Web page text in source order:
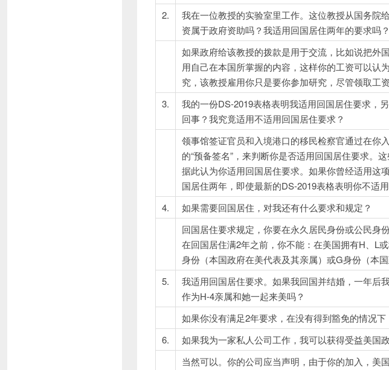
2.
我在一位教授的实验室里工作。这位教授从国务院
资属于政府资助吗？我适用回国居住两年的要求吗？
如果政府给该教授的拨款是用于交流，比如说把外
用自己在本国所掌握的内容，这样你的工资可以认
究，该教授雇用你只是要你参加研究，尽管领取工
3.
我的一份DS-2019表格表明我适用回国居住要求，
回事？我究竟适用不适用回国居住要求？
领事馆签证官员和入境港口的移民检察官通过在你
的“预备签名”，来判断你是否适用回国居住要求。
据此认为你适用回国居住要求。如果你曾经适用这
国居住两年，即使最新的DS-2019表格表明你不适
4.
如果需要回国居住，对我还有什么要求和规定？
回国居住要求规定，你要在永久居民身份或公民身
在回国居住满2年之前，你不能：在美国拥有H、L
身份（本国政府在美代表及其亲属）或G身份（本
5.
我适用回国居住要求。如果我回国并结婚，一年后
作为H-4亲属和她一起来美吗？
如果你没有满足2年要求，在没有得到豁免的情况下
6.
如果我为一家私人公司工作，我可以获得受益美国
当然可以。你的公司应当声明，由于你的加入，美